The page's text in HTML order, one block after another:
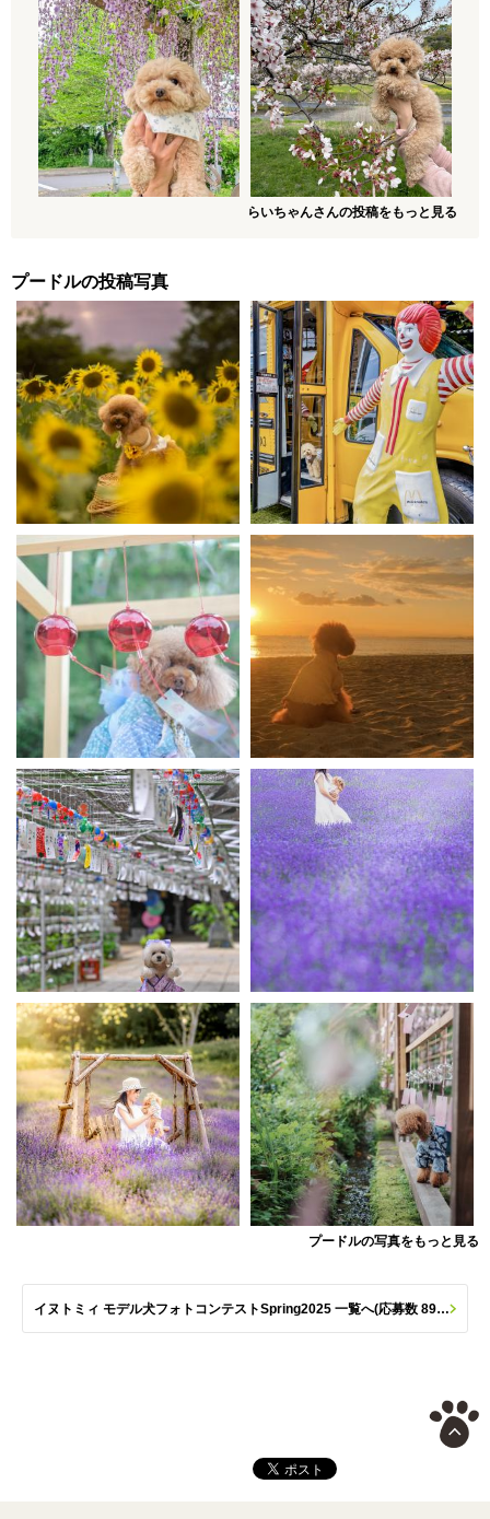
らいちゃんさんの投稿をもっと見る
プードルの投稿写真
プードルの写真をもっと見る
イヌトミィ モデル犬フォトコンテストSpring2025 一覧へ(応募数 890枚)